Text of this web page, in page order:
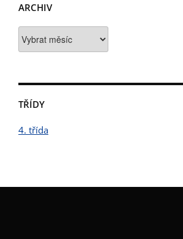
ARCHIV
TŘÍDY
4. třída